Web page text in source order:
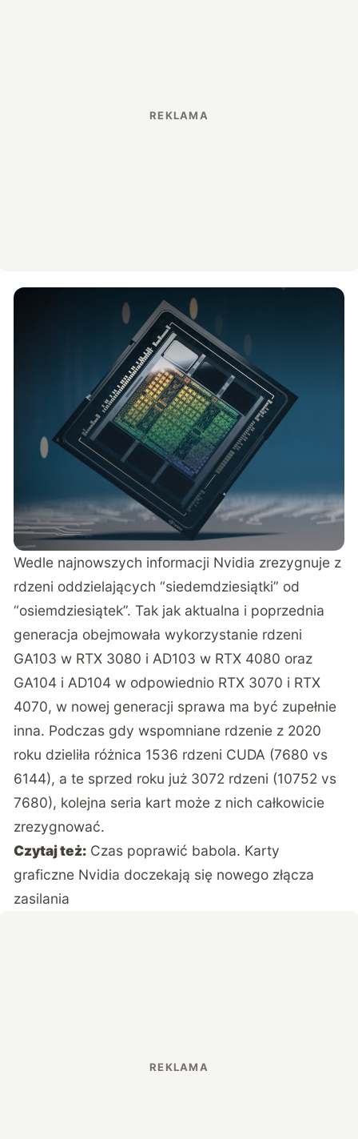
Wedle najnowszych informacji Nvidia zrezygnuje z
rdzeni oddzielających “siedemdziesiątki” od
“osiemdziesiątek”. Tak jak aktualna i poprzednia
generacja obejmowała wykorzystanie rdzeni
GA103 w RTX 3080 i AD103 w RTX 4080 oraz
GA104 i AD104 w odpowiednio RTX 3070 i RTX
4070, w nowej generacji sprawa ma być zupełnie
inna. Podczas gdy wspomniane rdzenie z 2020
roku dzieliła różnica 1536 rdzeni CUDA (7680 vs
6144), a te sprzed roku już 3072 rdzeni (10752 vs
7680), kolejna seria kart może z nich całkowicie
zrezygnować.
Czytaj też: Czas poprawić babola. Karty
graficzne Nvidia doczekają się nowego złącza
zasilania